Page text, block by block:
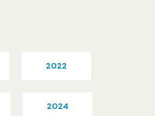
2022
2024